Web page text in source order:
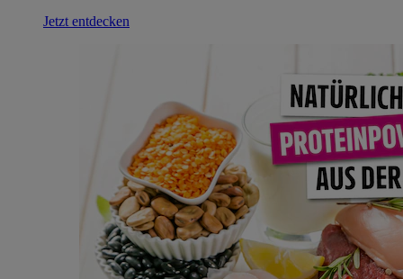
Jetzt entdecken